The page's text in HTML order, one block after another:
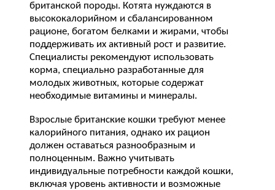
британской породы. Котята нуждаются в
высококалорийном и сбалансированном
рационе, богатом белками и жирами, чтобы
поддерживать их активный рост и развитие.
Специалисты рекомендуют использовать
корма, специально разработанные для
молодых животных, которые содержат
необходимые витамины и минералы.
Взрослые британские кошки требуют менее
калорийного питания, однако их рацион
должен оставаться разнообразным и
полноценным. Важно учитывать
индивидуальные потребности каждой кошки,
включая уровень активности и возможные